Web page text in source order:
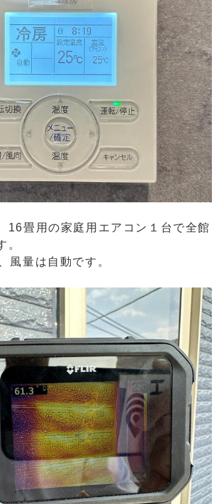
16畳用の家庭用エアコン１台で全館
。
風量は自動です。